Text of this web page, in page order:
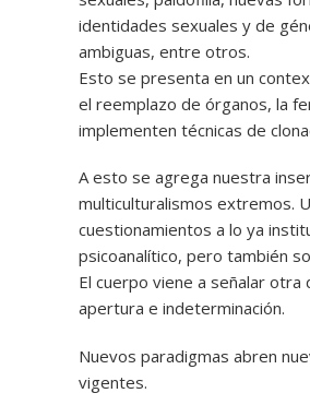
identidades sexuales y de
ambiguas, entre otros.
Esto se presenta en un
el reemplazo de órganos, la
implementen técnicas de
A esto se agrega nuestra
multiculturalismos extremos.
cuestionamientos a lo ya
psicoanalítico, pero también
El cuerpo viene a señalar
apertura e indeterminación.
Nuevos paradigmas abren
vigentes.